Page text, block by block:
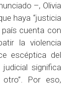
–, Olivia
haya “justicia
país cuenta con
la violencia
escéptica del
significa
Por eso,